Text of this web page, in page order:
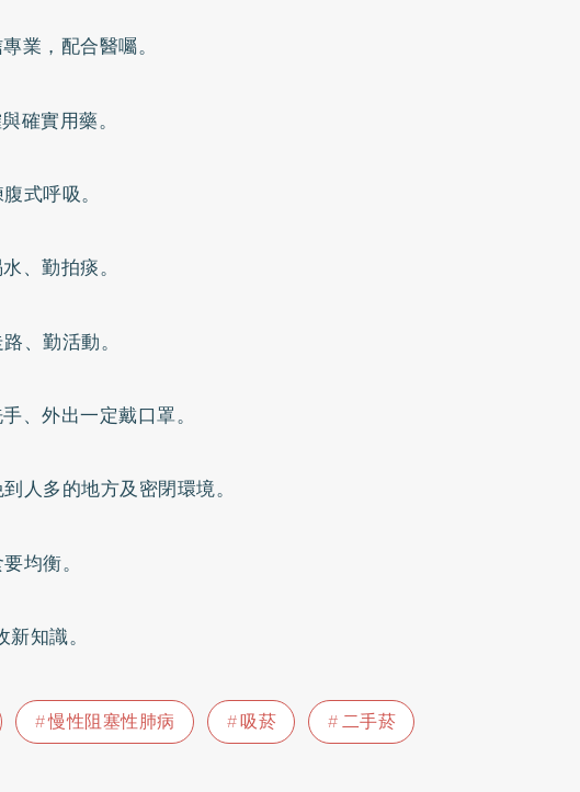
業，配合醫囑。
確實用藥。
式呼吸。
、勤拍痰。
、勤活動。
、外出一定戴口罩。
人多的地方及密閉環境。
均衡。
知識。
慢性阻塞性肺病 吸菸 二手菸